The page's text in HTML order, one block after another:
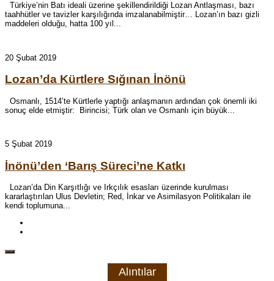
Türkiye’nin Batı ideali üzerine şekillendirildiği Lozan Antlaşması, bazı
taahhütler ve tavizler karşılığında imzalanabilmiştir… Lozan’ın bazı gizli
maddeleri olduğu, hatta 100 yıl...
20 Şubat 2019
Lozan’da Kürtlere Sığınan İnönü
Osmanlı, 1514’te Kürtlerle yaptığı anlaşmanın ardından çok önemli iki
sonuç elde etmiştir: Birincisi; Türk olan ve Osmanlı için büyük...
5 Şubat 2019
İnönü’den ‘Barış Süreci’ne Katkı
Lozan’da Din Karşıtlığı ve Irkçılık esasları üzerinde kurulması
kararlaştırılan Ulus Devletin; Red, İnkar ve Asimilasyon Politikaları ile
kendi toplumuna...
Alıntılar